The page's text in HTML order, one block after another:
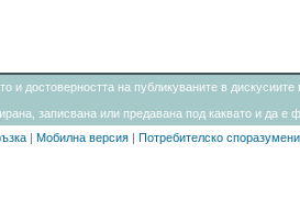
и достоверността на публикуваните в дискусиите
записвана или предавана под каквато и да
| Мобилна версия | Потребителско